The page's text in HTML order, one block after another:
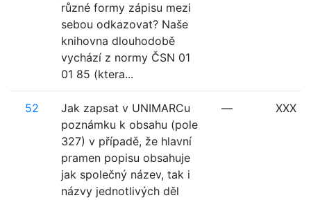
různé formy zápisu mezi
sebou odkazovat? Naše
knihovna dlouhodobě
vychází z normy ČSN 01
01 85 (ktera...
52
Jak zapsat v UNIMARCu
poznámku k obsahu (pole
327) v případě, že hlavní
pramen popisu obsahuje
jak společný název, tak i
názvy jednotlivých děl
— XXX